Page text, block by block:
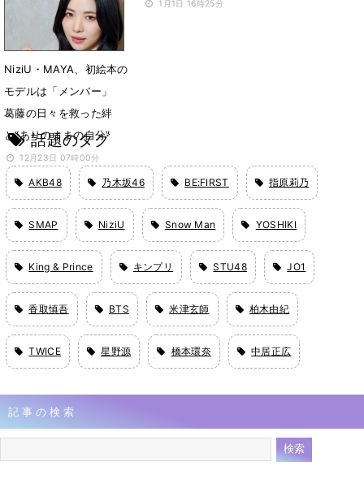
1月1日 16時25分
NiziU・MAYA、初絵本の
モデルは「メンバー」
葛藤の日々を救った絆
と“ありのままの自分”
12月23日 07時00分
話題のタグ
AKB48 乃木坂46 BE:FIRST 指原莉乃
SMAP NiziU Snow Man YOSHIKI
King & Prince キンプリ STU48 JO1
香取慎吾 BTS 米津玄師 柏木由紀
TWICE 星野源 橋本環奈 中居正広
記事の検索